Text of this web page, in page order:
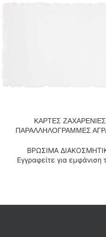
ΔΙΑΒΆΣΤΕ ΠΕΡΙΣΣΌΤΕΡΑ
ΚΑΡΤΕΣ ΖΑΧΑΡΕΝΙΕΣ
ΠΑΡΑΛΛΗΛΟΓΡΑΜΜΕΣ
ΒΡΩΣΙΜΑ
Εγγραφείτε για εμφάνιση